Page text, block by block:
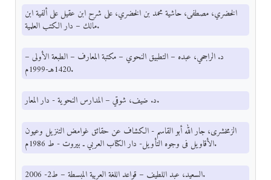
الخضري، مصطفى، حاشية محمد بن الخضري، على شرح ابن عقيل على ألفية ابن
مالك – دار الكتب العلمية.
د. الراجحي، عبده – التطبيق النحوي – مكتبة المعارف – الطبعة الأولى –
1420هـ-1999م.
د. ضيف، شوقي – المدارس النحوية - دار المعار.
الزمخشرى، جار الله أبو القاسم - الكشاف عن حقائق غوامض التنزيل وعيون
الأقاويل فى وجوه التأويل- دار الكتاب العربي ـ بيروت - ط 1986م.
السعيد، عبد اللطيف – قواعد اللغة العربية المبسطة – ط2- 2006.